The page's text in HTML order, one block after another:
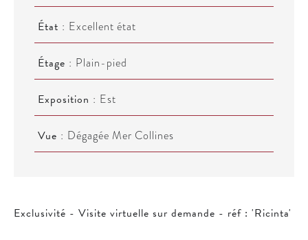
État Excellent état
Étage Plain-pied
Exposition Est
Vue Dégagée Mer Collines
Exclusivité - Visite virtuelle sur demande - réf : 'Ricinta'